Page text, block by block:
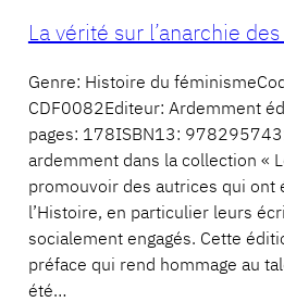
La vérité sur l’anarchie
Genre: Histoire du
CDF0082Editeur: Ardemment
pages: 178ISBN13:
ardemment dans la collection «
promouvoir des autrices qui ont
l’Histoire, en particulier leurs
socialement engagés. Cette
préface qui rend hommage au
été…